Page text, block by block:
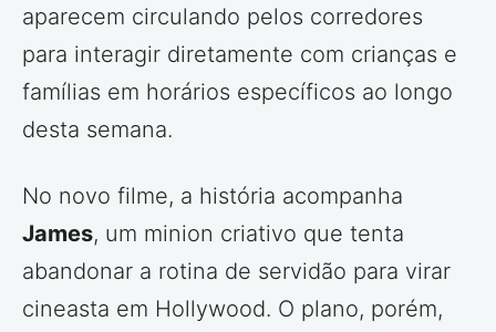
aparecem circulando pelos corredores
para interagir diretamente com crianças e
famílias em horários específicos ao longo
desta semana.
No novo filme, a história acompanha
James, um minion criativo que tenta
abandonar a rotina de servidão para virar
cineasta em Hollywood. O plano, porém,